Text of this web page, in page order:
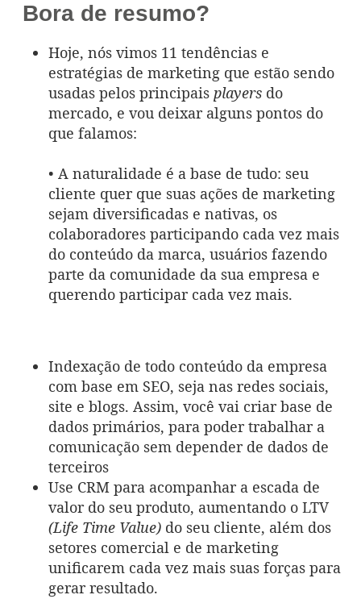
Bora de resumo?
Hoje, nós vimos 11 tendências e
estratégias de marketing que estão sendo
usadas pelos principais players do
mercado, e vou deixar alguns pontos do
que falamos:
• A naturalidade é a base de tudo: seu
cliente quer que suas ações de marketing
sejam diversificadas e nativas, os
colaboradores participando cada vez mais
do conteúdo da marca, usuários fazendo
parte da comunidade da sua empresa e
querendo participar cada vez mais.
Indexação de todo conteúdo da empresa
com base em SEO, seja nas redes sociais,
site e blogs. Assim, você vai criar base de
dados primários, para poder trabalhar a
comunicação sem depender de dados de
terceiros
Use CRM para acompanhar a escada de
valor do seu produto, aumentando o LTV
(Life Time Value) do seu cliente, além dos
setores comercial e de marketing
unificarem cada vez mais suas forças para
gerar resultado.